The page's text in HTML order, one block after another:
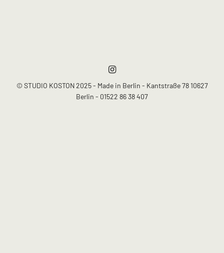
© STUDIO KOSTON 2025 - Made in Berlin - Kantstraße 78 10627
Berlin - 01522 86 38 407